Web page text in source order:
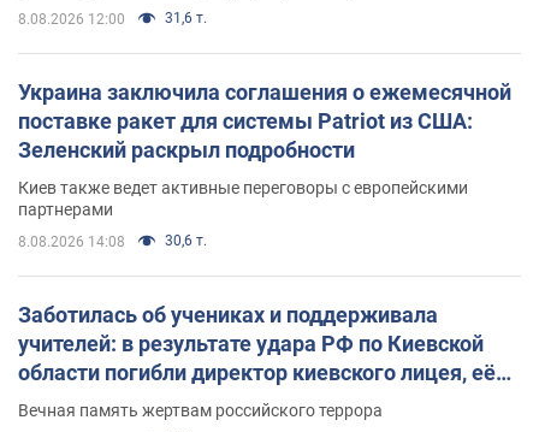
8.08.2026 12:00 31,6 т.
Украина заключила соглашения о ежемесячной
поставке ракет для системы Patriot из США:
Зеленский раскрыл подробности
Киев также ведет активные переговоры с европейскими
партнерами
8.08.2026 14:08 30,6 т.
Заботилась об учениках и поддерживала
учителей: в результате удара РФ по Киевской
области погибли директор киевского лицея, её
муж и внук
Вечная память жертвам российского террора